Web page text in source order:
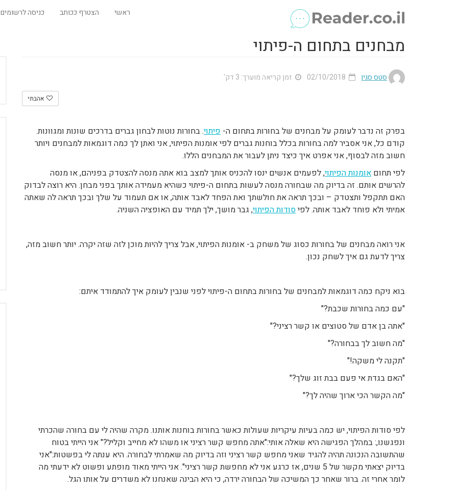
ראשי הצטרף ככותב כניסה לרשומים
מבחנים בתחום ה-פיתוי
סטס סגין זמן קריאה מוערך: 3 דק'
אהבתי
בפרק זה נדבר לעומק על מבחנים של בחורות בתחום ה- פיתוי. בחורות נוטות לבחון גברים בדרכים שונות ומגוונות.
קודם כל, אני אסביר למה בחורות בכלל בוחנות גברים לפי אומנות הפיתוי, אני ואתן לך כמה דוגמאות למבחנים ויותר
חשוב מזה לבסוף, אני אפרט איך כיצד ניתן לעבור את המבחנים הללו.
לפי תחום אומנות הפיתוי, לפעמים אנשים ינסו להכניס אותך למצב בוא אתה מנסה להצטדק בפניהם, או מנסה
להרשים אותם. זה בדיוק מה שבחורה מנסה לעשות בתחום ה-פיתוי כשהיא מעמידה אותך בפני מבחן. היא רוצה לבדוק
האם תתקפל ותצטדק – ובכך תראה את חולשתך ואת הפחד לאבד אותה, או אם תעמוד על שלך ובכך תראה לה שאתה
אמיתי ולא פוחד לאבד אותה. לפיסודות הפיתוי, גבר מושך, ילך תמיד עם האופציה השניה.
אני רואה מבחנים של בחורות כסוג של משחק ב- אומנות הפיתוי, אבל צריך להיות מוכן לזה שזה יקרה. יותר חשוב מזה,
צריך לדעת גם איך לשחק נכון.
בוא ניקח כמה דוגמאות למבחנים של בחורות בתחום ה-פיתוי לפני שנבין לעומק איך להתמודד איתם:
"עם כמה בחורות שכבת?"
"אתה בן אדם של סטוצים או קשר רציני?"
"מה חשוב לך בבחורה?"
"תקנה לי משקה!"
"האם בגדת אי פעם בבת זוג שלך?"
"מה הקשר הכי ארוך שהיה לך?"
לפי סודות הפיתוי, יש כמה בעיות עיקריות שעולות כאשר בחורות בוחנות אותנו. מקרה שהיה לי עם בחורה שהכרתי
ונפגשנו,: במהלך הפגישה היא שאלה אותי:"אתה מחפש קשר רציני או משהו לא מחייב וקליל?" אני הייתי בטוח
שהתשובה הנכונה תהיה להגיד שאני מחפש קשר רציני וזה בדיוק מה שאמרתי לבחורה. היא ענתה לי בפשטות:"אני
בדיוק יצאתי מקשר של 5 שנים, אז כרגע אני לא מחפשת קשר רציני". אני הייתי מאוד מופתע ופשוט לא ידעתי מה
לומר אחרי זה. ברור שאחר כך המשיכה של הבחורה ירדה, כי היא הבינה שאנחנו לא משדרים על אותו הגל.